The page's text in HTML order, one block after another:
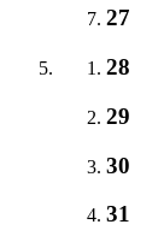
27
28
29
30
31